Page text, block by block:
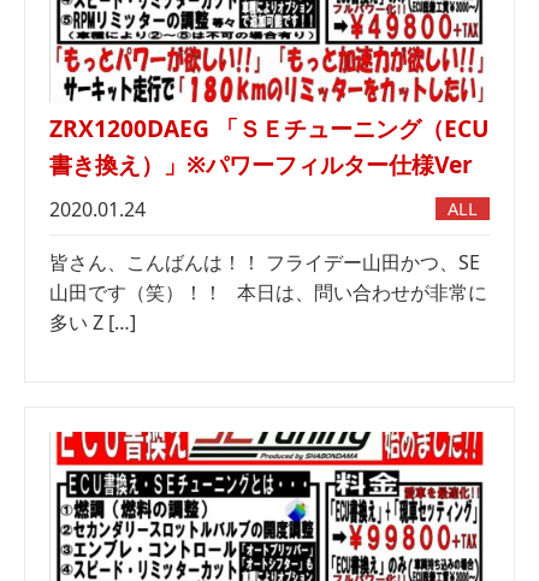
ZRX1200DAEG 「ＳＥチューニング（ECU
書き換え）」※パワーフィルター仕様Ver
2020.01.24 ALL
皆さん、こんばんは！！ フライデー山田かつ、SE
山田です（笑）！！ 本日は、問い合わせが非常に
多い Z […]